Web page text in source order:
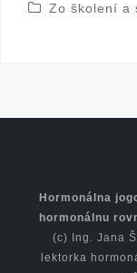
Zo školení a
Hormonálna
hormonálnu
(c) Ing. Jana
lektorka